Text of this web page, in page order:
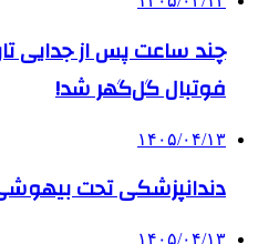
چند ساعت پس از جدایی
فوتبال گل‌گهر شد!
۱۴۰۵/۰۴/۱۳
دندانپزشکی تحت
۱۴۰۵/۰۴/۱۳